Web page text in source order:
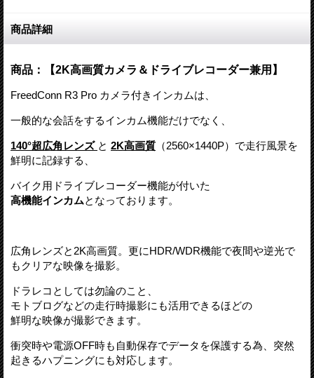
商品詳細
商品：【2K高画質カメラ＆ドライブレコーダー兼用】
FreedConn R3 Pro カメラ付きインカムは、
一般的な会話をするインカム機能だけでなく、
140°超広角レンズ と 2K高画質 （2560×1440P）で走行風景を
鮮明に記録する、
バイク用ドライブレコーダー機能が付いた
高機能インカムとなっております。
広角レンズと2K高画質。更にHDR/WDR機能で夜間や逆光で
もクリアな映像を撮影。
ドラレコとしては勿論のこと、
モトブログなどの走行時撮影にも活用できるほどの
鮮明な映像が撮影できます。
衝突時や電源OFF時も自動保存でデータを保護する為、突然
起きるハプニングにも対応します。